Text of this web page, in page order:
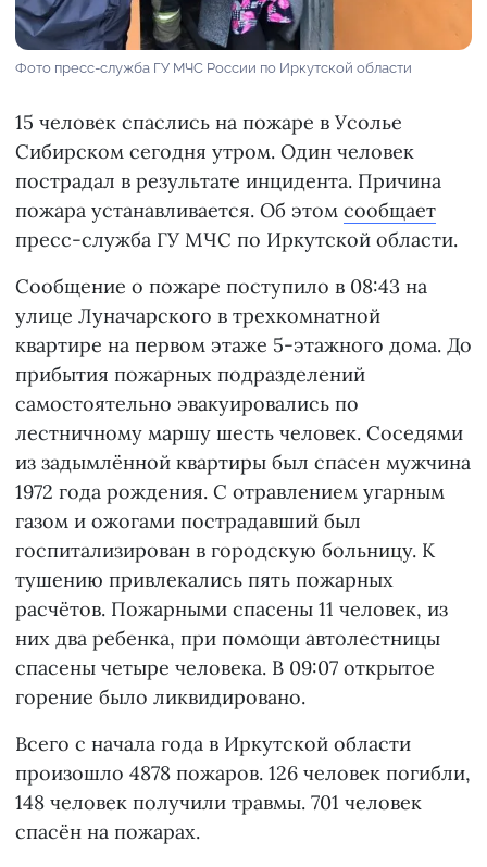
Фото пресс-служба ГУ МЧС России по Иркутской области
15 человек спаслись на пожаре в Усолье
Сибирском сегодня утром. Один человек
пострадал в результате инцидента. Причина
пожара устанавливается. Об этом сообщает
пресс-служба ГУ МЧС по Иркутской области.
Сообщение о пожаре поступило в 08:43 на
улице Луначарского в трехкомнатной
квартире на первом этаже 5-этажного дома. До
прибытия пожарных подразделений
самостоятельно эвакуировались по
лестничному маршу шесть человек. Соседями
из задымлённой квартиры был спасен мужчина
1972 года рождения. С отравлением угарным
газом и ожогами пострадавший был
госпитализирован в городскую больницу. К
тушению привлекались пять пожарных
расчётов. Пожарными спасены 11 человек, из
них два ребенка, при помощи автолестницы
спасены четыре человека. В 09:07 открытое
горение было ликвидировано.
Всего с начала года в Иркутской области
произошло 4878 пожаров. 126 человек погибли,
148 человек получили травмы. 701 человек
спасён на пожарах.